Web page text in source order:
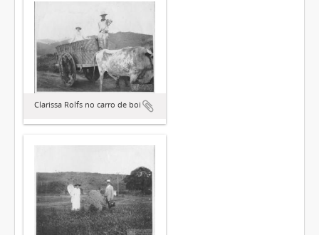
Clarissa Rolfs no carro de boi